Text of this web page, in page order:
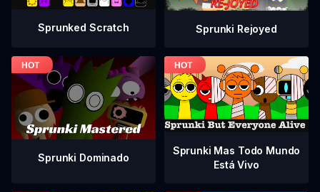
Sprunked Scratch Sprunki Rejoyed
Sprunki Dominado
Sprunki Mas Todo Mundo
Está Vivo